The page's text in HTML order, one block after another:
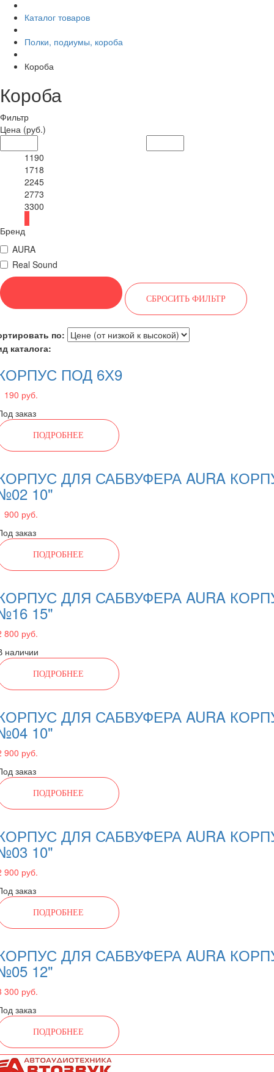
Каталог товаров
Полки, подиумы, короба
Короба
Короба
Фильтр
Цена (руб.)
1190
1718
2245
2773
3300
Бренд
AURA
Real Sound
по:
каталога:
ПОД 6Х9
190 руб.
заказ
ПОДРОБНЕЕ
ДЛЯ САБВУФЕРА AURA
10"
900 руб.
заказ
ПОДРОБНЕЕ
ДЛЯ САБВУФЕРА AURA
15"
800 руб.
наличии
ПОДРОБНЕЕ
ДЛЯ САБВУФЕРА AURA
10"
900 руб.
заказ
ПОДРОБНЕЕ
ДЛЯ САБВУФЕРА AURA
10"
900 руб.
заказ
ПОДРОБНЕЕ
ДЛЯ САБВУФЕРА AURA
12"
300 руб.
заказ
ПОДРОБНЕЕ